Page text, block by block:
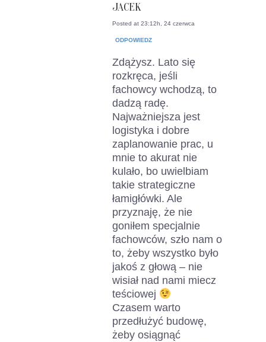
JACEK
Posted at 23:12h, 24 czerwca
ODPOWIEDZ
Zdążysz. Lato się
rozkręca, jeśli
fachowcy wchodzą, to
dadzą radę.
Najważniejsza jest
logistyka i dobre
zaplanowanie prac, u
mnie to akurat nie
kulało, bo uwielbiam
takie strategiczne
łamigłówki. Ale
przyznaję, że nie
goniłem specjalnie
fachowców, szło nam o
to, żeby wszystko było
jakoś z głową – nie
wisiał nad nami miecz
teściowej
Czasem warto
przedłużyć budowę,
żeby osiągnąć